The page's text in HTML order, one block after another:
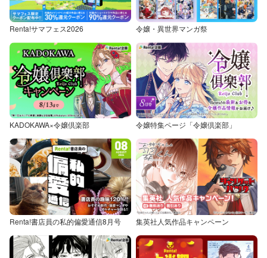
Renta!サマフェス2026 令嬢・異世界マンガ祭
KADOKAWA×令嬢倶楽部 令嬢特集ページ「令嬢倶楽部」
Renta!書店員の私的偏愛通信8月号 集英社人気作品キャンペーン